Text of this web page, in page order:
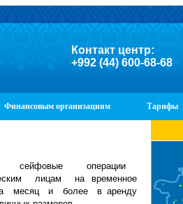
Контакт центр:
+992 (44) 600-68-68
Финансовым организациям Тарифы
сейфовые операции
лицам на временное
месяц и более в аренду